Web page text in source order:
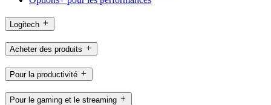
Logitech
Acheter des produits
Pour la productivité
Pour le gaming et le streaming